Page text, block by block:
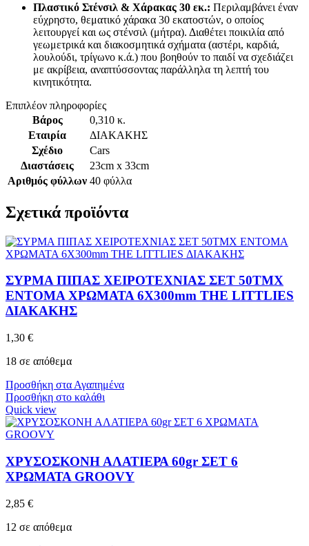
Πλαστικό Στένσιλ & Χάρακας 30 εκ.: Περιλαμβάνει έναν
εύχρηστο, θεματικό χάρακα 30 εκατοστών, ο οποίος
λειτουργεί και ως στένσιλ (μήτρα). Διαθέτει ποικιλία από
γεωμετρικά και διακοσμητικά σχήματα (αστέρι, καρδιά,
λουλούδι, τρίγωνο κ.ά.) που βοηθούν το παιδί να σχεδιάζει
με ακρίβεια, αναπτύσσοντας παράλληλα τη λεπτή του
κινητικότητα.
Επιπλέον πληροφορίες
Βάρος
0,310 κ.
Εταιρία
ΔΙΑΚΑΚΗΣ
Σχέδιο
Cars
Διαστάσεις
23cm x 33cm
Αριθμός φύλλων 40 φύλλα
Σχετικά προϊόντα
ΣΥΡΜΑ ΠΙΠΑΣ ΧΕΙΡΟΤΕΧΝΙΑΣ ΣΕΤ 50ΤΜΧ
ΕΝΤΟΜΑ ΧΡΩΜΑΤΑ 6X300mm THE LITTLIES
ΔΙΑΚΑΚΗΣ
1,30 €
18 σε απόθεμα
Προσθήκη στα Αγαπημένα
Προσθήκη στο καλάθι
Quick view
ΧΡΥΣΟΣΚΟΝΗ ΑΛΑΤΙΕΡΑ 60gr ΣΕΤ 6
ΧΡΩΜΑΤΑ GROOVY
2,85 €
12 σε απόθεμα